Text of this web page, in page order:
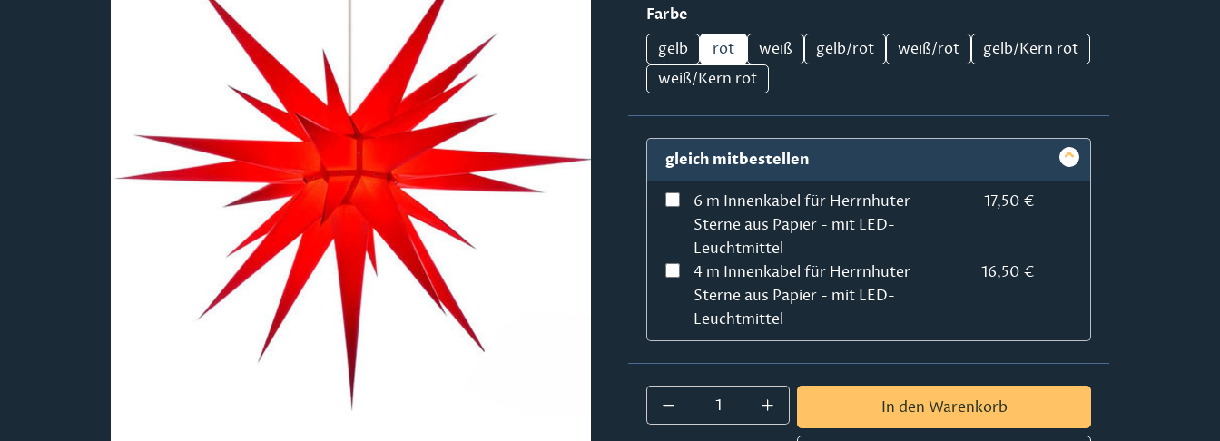
Farbeauswählen
gelb
rot weiß gelb/rot weiß/rot
gelb/Kern rot
weiß/Kern rot
gleich mitbestellen
6 m Innenkabel für Herrnhuter
Sterne aus Papier - mit LED-
Leuchtmittel
17,50 €
4 m Innenkabel für Herrnhuter
Sterne aus Papier - mit LED-
Leuchtmittel
16,50 €
Produkt Anzahl: Gib den gewünschten Wert ein oder
In den Warenkorb